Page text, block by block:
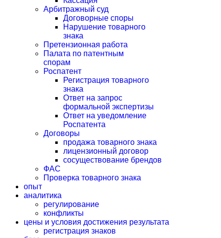
Арбитражный суд
Договорные споры
Нарушение товарного
знака
Претензионная работа
Палата по патентным
спорам
Роспатент
Регистрация товарного
знака
Ответ на запрос
формальной экспертизы
Ответ на уведомление
Роспатента
Договоры
продажа товарного знака
лицензионный договор
сосуществование брендов
ФАС
Проверка товарного знака
опыт
аналитика
регулирование
конфликты
цены и условия достижения результата
регистрация знаков